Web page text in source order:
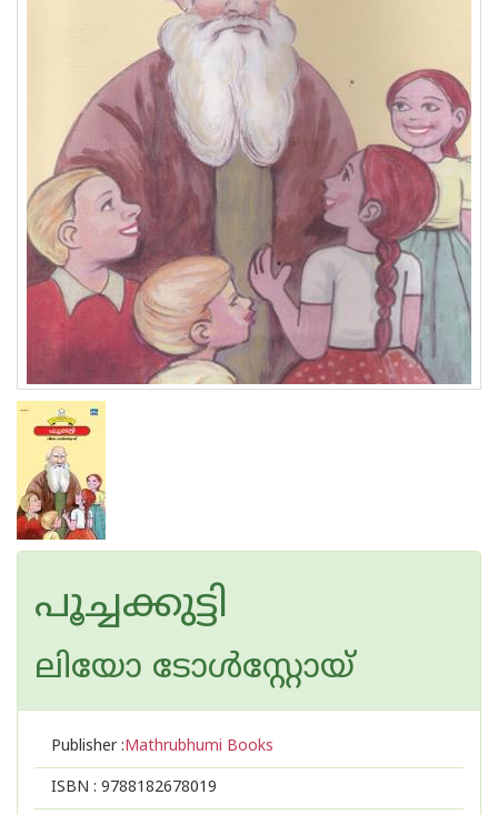
പൂച്ചക്കുട്ടി
ലിയോ ടോള്‍സ്റ്റോയ്
Publisher :Mathrubhumi Books
ISBN : 9788182678019